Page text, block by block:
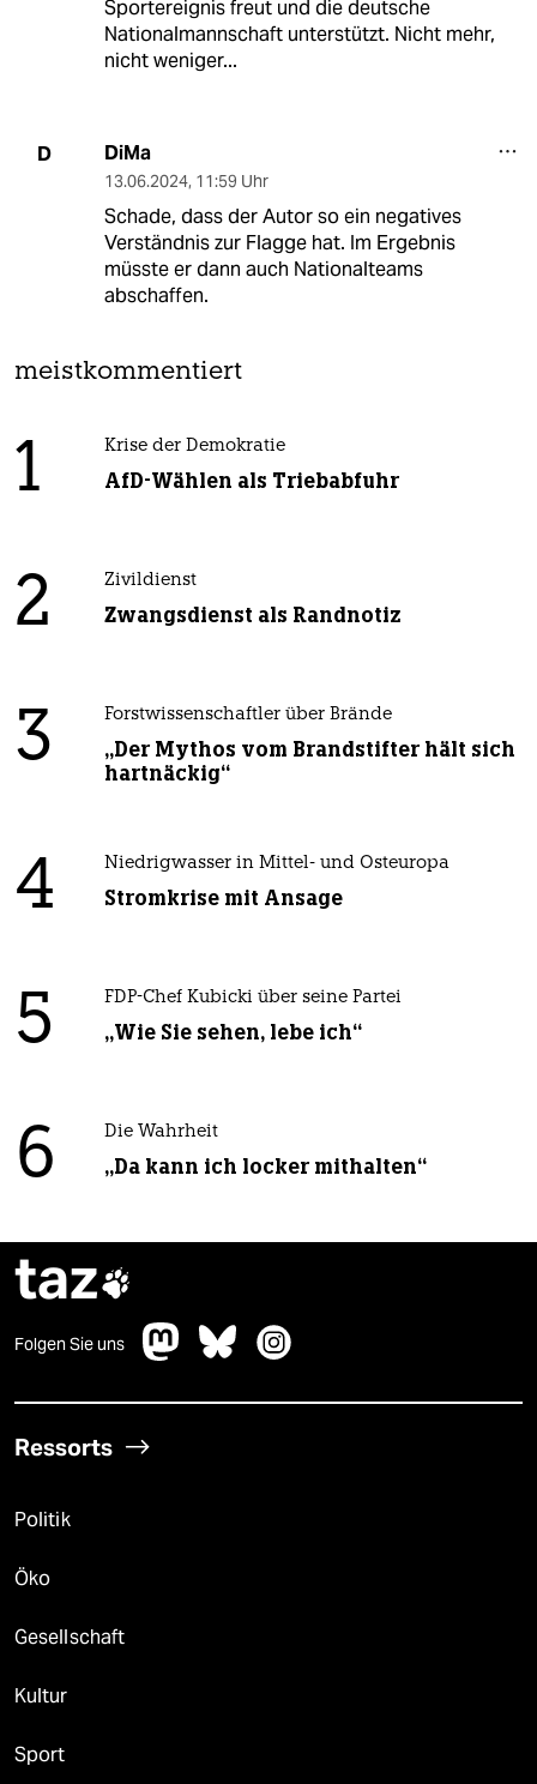
Sportereignis freut und die deutsche
Nationalmannschaft unterstützt. Nicht mehr,
nicht weniger...
D DiMa
13.06.2024, 11:59 Uhr
Schade, dass der Autor so ein negatives
Verständnis zur Flagge hat. Im Ergebnis
müsste er dann auch Nationalteams
abschaffen.
meistkommentiert
1 Krise der Demokratie
AfD-Wählen als Triebabfuhr
2 Zivildienst
Zwangsdienst als Randnotiz
3 Forstwissenschaftler über Brände
„Der Mythos vom Brandstifter hält sich
hartnäckig“
4 Niedrigwasser in Mittel- und Osteuropa
Stromkrise mit Ansage
5 FDP-Chef Kubicki über seine Partei
„Wie Sie sehen, lebe ich“
6 Die Wahrheit
„Da kann ich locker mithalten“
taz
Folgen Sie uns
Ressorts
Politik
Öko
Gesellschaft
Kultur
Sport